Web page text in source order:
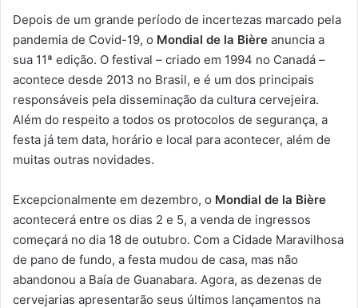
Depois de um grande período de incertezas marcado pela
pandemia de Covid-19, o Mondial de la Bière anuncia a
sua 11ª edição. O festival – criado em 1994 no Canadá –
acontece desde 2013 no Brasil, e é um dos principais
responsáveis pela disseminação da cultura cervejeira.
Além do respeito a todos os protocolos de segurança, a
festa já tem data, horário e local para acontecer, além de
muitas outras novidades.
Excepcionalmente em dezembro, o Mondial de la Bière
acontecerá entre os dias 2 e 5, a venda de ingressos
começará no dia 18 de outubro. Com a Cidade Maravilhosa
de pano de fundo, a festa mudou de casa, mas não
abandonou a Baía de Guanabara. Agora, as dezenas de
cervejarias apresentarão seus últimos lançamentos na